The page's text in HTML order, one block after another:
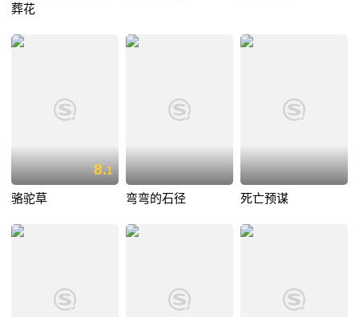
葬花
8.1
骆驼草 弯弯的石径 死亡预谋